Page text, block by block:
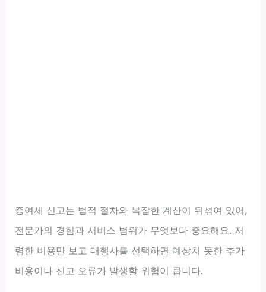
증여세 신고는 법적 절차와 복잡한 계산이 뒤섞여 있어,
전문가의 경험과 서비스 범위가 무엇보다 중요해요. 저
렴한 비용만 보고 대행사를 선택하면 예상치 못한 추가
비용이나 신고 오류가 발생할 위험이 큽니다.